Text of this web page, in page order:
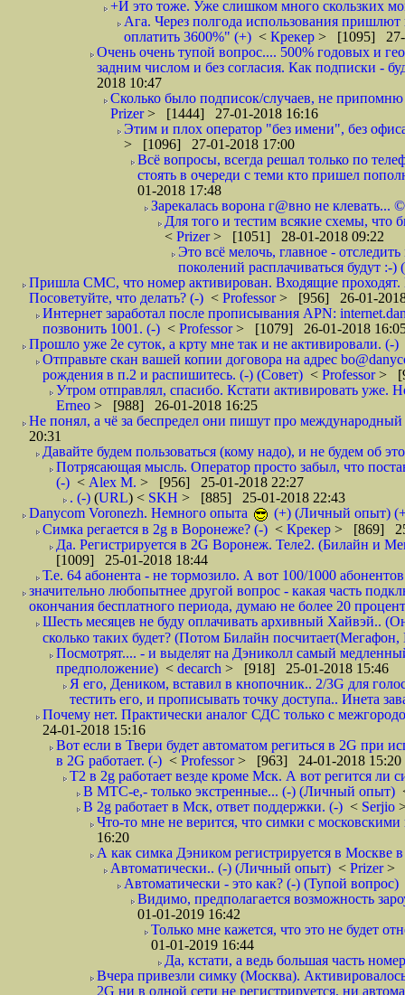
+И это тоже. Уже слишком много скользких
Ага. Через полгода использования
оплатить 3600%" (+) < Крекер > [1095] 27-
Очень очень тупой вопрос.... 500% годовых и
задним числом и без согласия. Как подписки -
2018 10:47
Сколько было подписок/случаев, не
Prizer> [1444] 27-01-2018 16:16
Этим и плох оператор "без имени", без
> [1096] 27-01-2018 17:00
Всё вопросы, всегда решал только по
стоять в очереди с теми кто пришел
01-2018 17:48
Зарекалась ворона г@вно не клевать...
Для того и тестим всякие схемы, что
< Prizer> [1051] 28-01-2018 09:22
Это всё мелочь, главное -
поколений расплачиваться будут :-)
Пришла СМС, что номер активирован. Входящие проходят.
Посоветуйте, что делать? (-) < Professor> [956] 26-01-
Интернет заработал после прописывания APN:
позвонить 1001. (-) < Professor> [1079] 26-01-2018
Прошло уже 2е суток, а крту мне так и не активировали. (-)
Отправьте скан вашей копии договора на адрес
рождения в п.2 и распишитесь. (-) (Совет) < Professor>
Утром отправлял, спасибо. Кстати активировать уже.
Erneo > [988] 26-01-2018 16:25
Не понял, а чё за беспредел они пишут про
20:31
Давайте будем пользоваться (кому надо), и не будем об
Потрясающая мысль. Оператор просто забыл, что
(-) < Alex M. > [956] 25-01-2018 22:27
. (-) (URL) < SKH > [885] 25-01-2018 22:43
Danycom Voronezh. Немного опыта
(+) (Личный опыт)
Симка регается в 2g в Воронеже? (-) < Крекер > [869]
Да. Регистрируется в 2G Воронеж. Теле2. (Билайн и
[1009] 25-01-2018 18:44
Т.е. 64 абонента - не тормозило. А вот 100/1000
значительно любопытнее другой вопрос - какая часть
окончания бесплатного периода, думаю не более 20
Шесть месяцев не буду оплачивать архивный Хайвэй..
сколько таких будет? (Потом Билайн
Посмотрят.... - и выделят на Дэниколл самый
предположение) < decarch > [918] 25-01-2018 15:46
Я его, Деником, вставил в кнопочник.. 2/3G для
тестить его, и прописывать точку доступа.. Инета
Почему нет. Практически аналог СДС только с
24-01-2018 15:16
Вот если в Твери будет автоматом региться в 2G при
в 2G работает. (-) < Professor> [963] 24-01-2018 15:20
T2 в 2g работает везде кроме Мск. А вот регится
В МТС-е,- только экстренные... (-) (Личный опыт)
В 2g работает в Мск, ответ поддержки. (-) < Serjio
Что-то мне не верится, что симки с
16:20
А как симка Дэником регистрируется в Москве
Автоматически.. (-) (Личный опыт) < Prizer>
Автоматически - это как? (-) (Тупой вопрос)
Видимо, предполагается возможность
01-01-2019 16:42
Только мне кажется, что это не будет
01-01-2019 16:44
Да, кстати, а ведь большая часть
Вчера привезли симку (Москва).
2G ни в одной сети не регистрируется, ни